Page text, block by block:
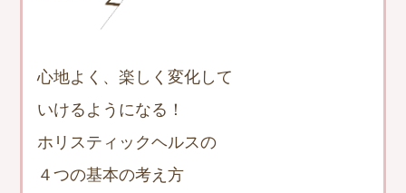
心地よく、楽しく変化して
いけるようになる！
ホリスティックヘルスの
４つの基本の考え方